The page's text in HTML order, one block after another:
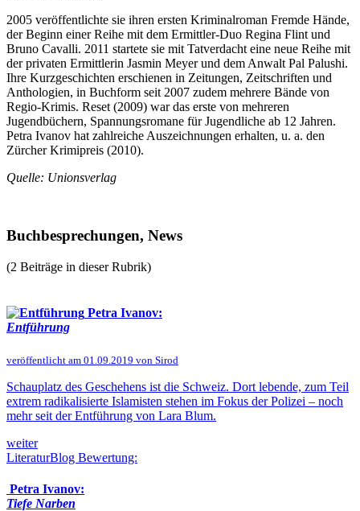
2005 veröffentlichte sie ihren ersten Kriminalroman Fremde Hände,
der Beginn einer Reihe mit dem Ermittler-Duo Regina Flint und
Bruno Cavalli. 2011 startete sie mit Tatverdacht eine neue Reihe mit
der privaten Ermittlerin Jasmin Meyer und dem Anwalt Pal Palushi.
Ihre Kurzgeschichten erschienen in Zeitungen, Zeitschriften und
Anthologien, in Buchform seit 2007 zudem mehrere Bände von
Regio-Krimis. Reset (2009) war das erste von mehreren
Jugendbüchern, Spannungsromane für Jugendliche ab 12 Jahren.
Petra Ivanov hat zahlreiche Auszeichnungen erhalten, u. a. den
Zürcher Krimipreis (2010).
Quelle: Unionsverlag
Buchbesprechungen, News
(2 Beiträge in dieser Rubrik)
Petra Ivanov:
Entführung
veröffentlicht am 01.09.2019 von Sirod
Schauplatz des Geschehens ist die Schweiz. Dort lebende, zum Teil
extrem radikalisierte Islamisten stehen im Fokus der Polizei – noch
mehr seit der Entführung von Lara Blum.
weiter
LiteraturBlog Bewertung:
Petra Ivanov:
Tiefe Narben